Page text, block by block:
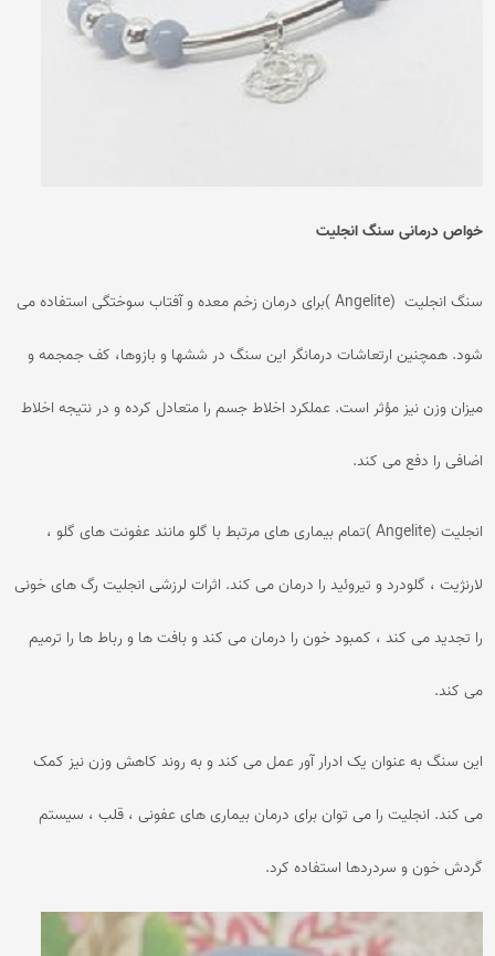
خواص درمانی سنگ انجلیت
سنگ انجلیت (Angelite )برای درمان زخم معده و آفتاب سوختگی استفاده می
شود. همچنین ارتعاشات درمانگر این سنگ در ششها و بازوها، کف جمجمه و
میزان وزن نیز مؤثر است. عملکرد اخلاط جسم را متعادل کرده و در نتیجه اخلاط
اضافی را دفع می کند.
انجلیت (Angelite )تمام بیماری های مرتبط با گلو مانند عفونت های گلو ،
لارنژیت ، گلودرد و تیروئید را درمان می کند. اثرات لرزشی انجلیت رگ های خونی
را تجدید می کند ، کمبود خون را درمان می کند و بافت ها و رباط ها را ترمیم
می کند.
این سنگ به عنوان یک ادرار آور عمل می کند و به روند کاهش وزن نیز کمک
می کند. انجلیت را می توان برای درمان بیماری های عفونی ، قلب ، سیستم
گردش خون و سردردها استفاده کرد.